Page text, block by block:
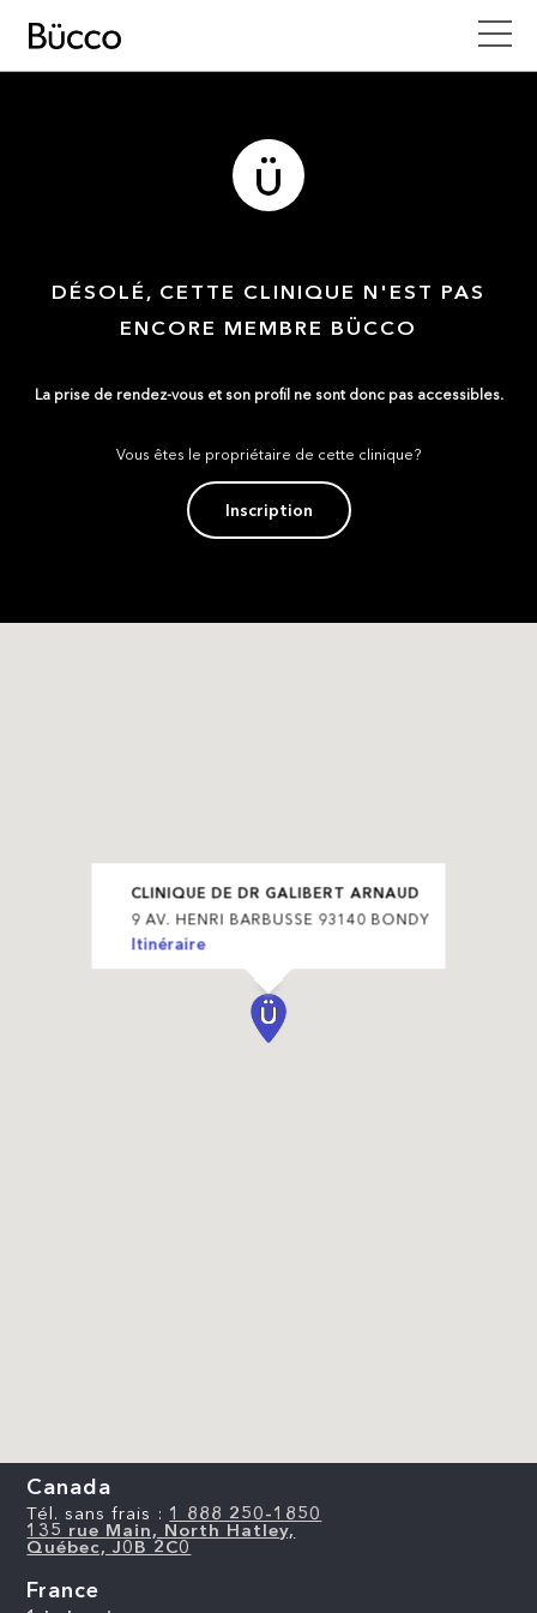
DÉSOLÉ, CETTE CLINIQUE N'EST PAS
ENCORE MEMBRE BÜCCO
La prise de rendez-vous et son profil ne sont donc pas accessibles.
Vous êtes le propriétaire de cette clinique?
Inscription
CLINIQUE DE DR GALIBERT ARNAUD
9 AV. HENRI BARBUSSE 93140 BONDY
Itinéraire
Canada
Tél. sans frais : 1 888 250-1850
135 rue Main, North Hatley,
Québec, J0B 2C0
France